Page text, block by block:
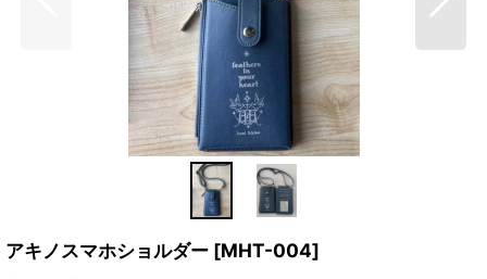
アキノスマホショルダー [MHT-004]